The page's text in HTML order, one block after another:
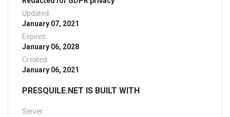
Updated:
January 07, 2021
Expires:
January 06, 2028
Created:
January 06, 2021
PRESQUILE.NET IS BUILT WITH
Server: